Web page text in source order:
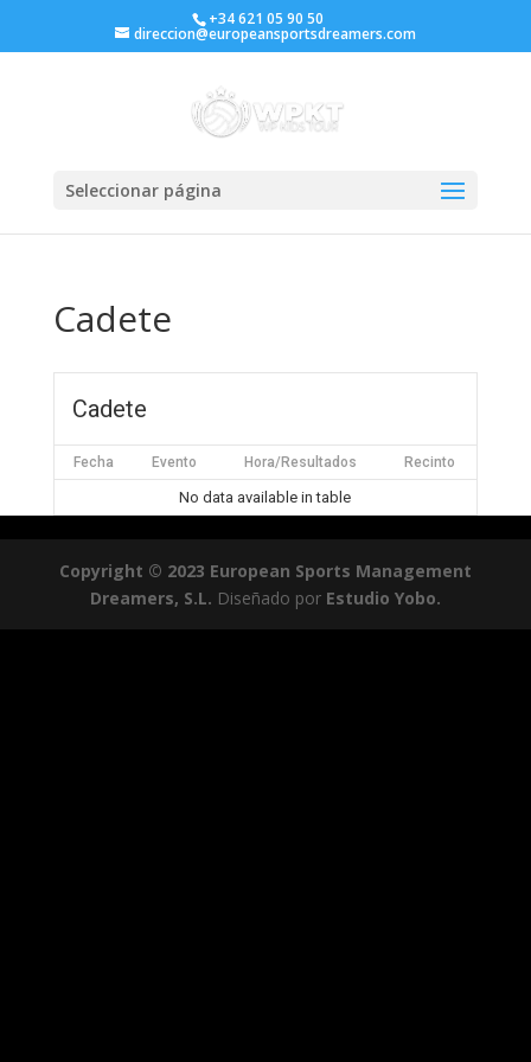
+34 621 05 90 50
direccion@europeansportsdreamers.com
Seleccionar página
Cadete
Cadete
Fecha Evento Hora/Resultados Recinto
No data available in table
Copyright © 2023 European Sports Management
Dreamers, S.L. Diseñado por Estudio Yobo.